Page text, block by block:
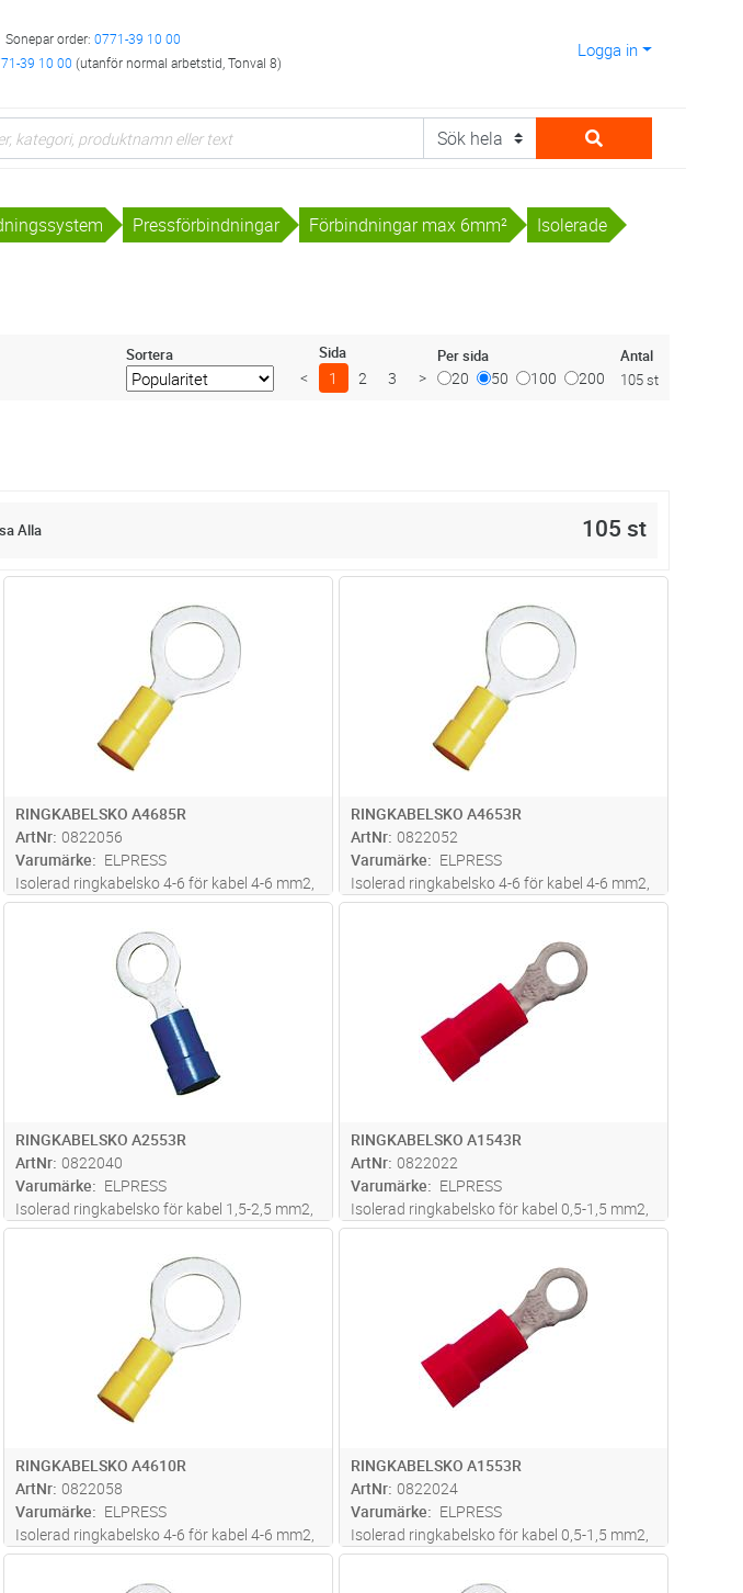
Sonepar order: 0771-39 10 00
39 10 00 (utanför normal arbetstid, Tonval 8)
Logga in
Pressförbindningar Förbindningar max 6mm² Isolerade
Sortera Sida
< 1 2 3 >
Per sida
20 50 100 200
Antal
105 st
Alla 105 st
RINGKABELSKO A4685R
ArtNr 0822056
Varumärke
ELPRESS
Isolerad ringkabelsko 4-6 för kabel 4-6 mm2,
av material Cu, förtent, plast PC. Används
med certifierade verktyget GSA0760
RINGKABELSKO A4653R
ArtNr 0822052
Varumärke
ELPRESS
Isolerad ringkabelsko 4-6 för kabel 4-6 mm2,
av material Cu, förtent, plast PC. Används
RINGKABELSKO A2553R
ArtNr 0822040
Varumärke
ELPRESS
Isolerad ringkabelsko för kabel 1,5-2,5 mm2,
av material Cu, förtent, plast PC. Används
med certifierade verktyget GSA0760
RINGKABELSKO A1543R
ArtNr 0822022
Varumärke
ELPRESS
Isolerad ringkabelsko för kabel 0,5-1,5 mm2,
av material Cu, förtent, plast PC. Används
RINGKABELSKO A4610R
ArtNr 0822058
Varumärke
ELPRESS
Isolerad ringkabelsko 4-6 för kabel 4-6 mm2,
av material Cu, förtent, plast PC. Används
med certifierade verktyget GSA0760
RINGKABELSKO A1553R
ArtNr 0822024
Varumärke
ELPRESS
Isolerad ringkabelsko för kabel 0,5-1,5 mm2,
av material Cu, förtent, plast PC. Används
med certifierade verktyget GSA0760